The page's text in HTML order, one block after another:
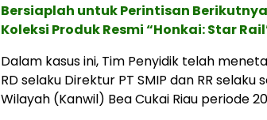
Bersiaplah untuk Perintisan Berikutnya:
Koleksi Produk Resmi “Honkai: Star
Dalam kasus ini, Tim Penyidik telah
RD selaku Direktur PT SMIP dan RR
Wilayah (Kanwil) Bea Cukai Riau periode